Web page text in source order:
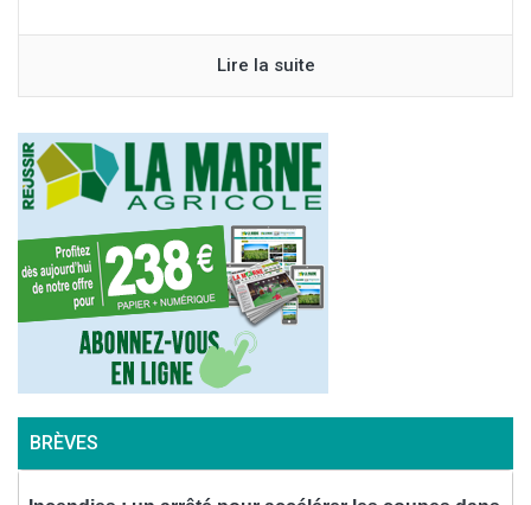
Lire la suite
BRÈVES